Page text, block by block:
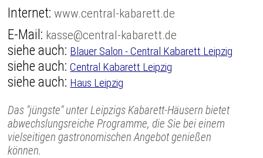
Internet:www.central-kabarett.de
E-Mail: kasse@central-kabarett.de
siehe auch: Blauer Salon - Central Kabarett Leipzig
siehe auch:Central Kabarett Leipzig
siehe auch: Haus Leipzig
Das "jüngste" unter Leipzigs Kabarett-Häusern bietet
abwechslungsreiche Programme, die Sie bei einem
vielseitigen gastronomischen Angebot genießen
können.